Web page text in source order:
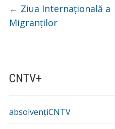
CNTV+
absolvențiCNTV
← Ziua Internațională a
Migranților